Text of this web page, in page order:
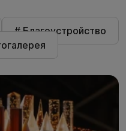
# Благоустройство